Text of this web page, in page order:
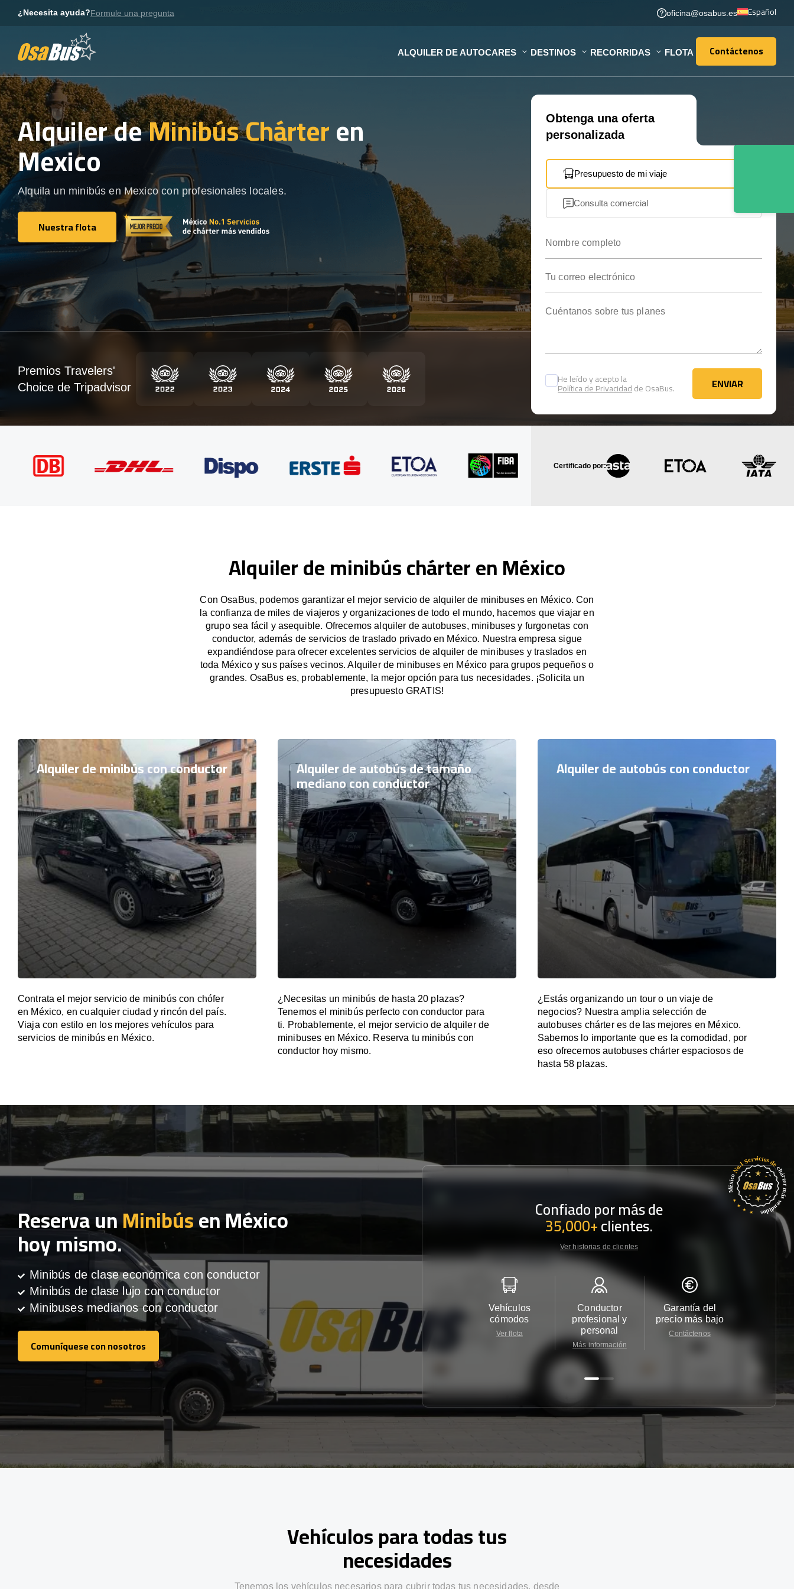
¿Necesita ayuda?Formule una pregunta oficina@osabus.es Español
ALQUILER DE AUTOCARES DESTINOS RECORRIDAS FLOTA Contáctenos
Contáctenos
Alquiler deMinibús Chárteren
Mexico
Alquila un minibús en Mexico con profesionales locales.
Nuestra flota
Nuestra flota
Obtenga una oferta
personalizada
Presupuesto de mi viaje
Consulta comercial
He leído y acepto la
Política de Privacidadde OsaBus. ENVIAR
ENVIAR
Premios Travelers'
Choice de Tripadvisor
Certificado por:
Alquiler de minibús chárter en México
Con OsaBus, podemos garantizar el mejor servicio de alquiler de minibuses en México. Con
la confianza de miles de viajeros y organizaciones de todo el mundo, hacemos que viajar en
grupo sea fácil y asequible. Ofrecemos alquiler de autobuses, minibuses y furgonetas con
conductor, además de servicios de traslado privado en México. Nuestra empresa sigue
expandiéndose para ofrecer excelentes servicios de alquiler de minibuses y traslados en
toda México y sus países vecinos. Alquiler de minibuses en México para grupos pequeños o
grandes. OsaBus es, probablemente, la mejor opción para tus necesidades. ¡Solicita un
presupuesto GRATIS!
Alquiler de minibús con conductor
Contrata el mejor servicio de minibús con chófer
en México, en cualquier ciudad y rincón del país.
Viaja con estilo en los mejores vehículos para
servicios de minibús en México.
Alquiler de autobús de tamaño
mediano con conductor
¿Necesitas un minibús de hasta 20 plazas?
Tenemos el minibús perfecto con conductor para
ti. Probablemente, el mejor servicio de alquiler de
minibuses en México. Reserva tu minibús con
conductor hoy mismo.
Alquiler de autobús con conductor
¿Estás organizando un tour o un viaje de
negocios? Nuestra amplia selección de
autobuses chárter es de las mejores en México.
Sabemos lo importante que es la comodidad, por
eso ofrecemos autobuses chárter espaciosos de
hasta 58 plazas.
Reserva unMinibúsen México
hoy mismo.
Minibús de clase económica con conductor
Minibús de clase lujo con conductor
Minibuses medianos con conductor
Comuníquese con nosotros
Comuníquese con nosotros
Confiado por más de
35,000+clientes.
Ver historias de clientes
Vehículos
cómodos
Ver flota
Conductor
profesional y
personal
Más información
Garantía del
precio más bajo
Contáctenos
Vehículos para todas tus
necesidades
Tenemos los vehículos necesarios para cubrir todas tus necesidades, desde